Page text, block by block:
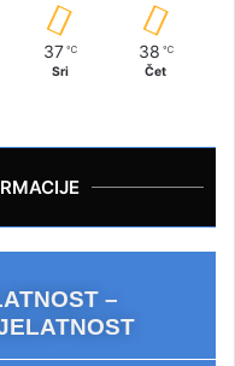
37 ℃
Sri
38 ℃
Čet
–